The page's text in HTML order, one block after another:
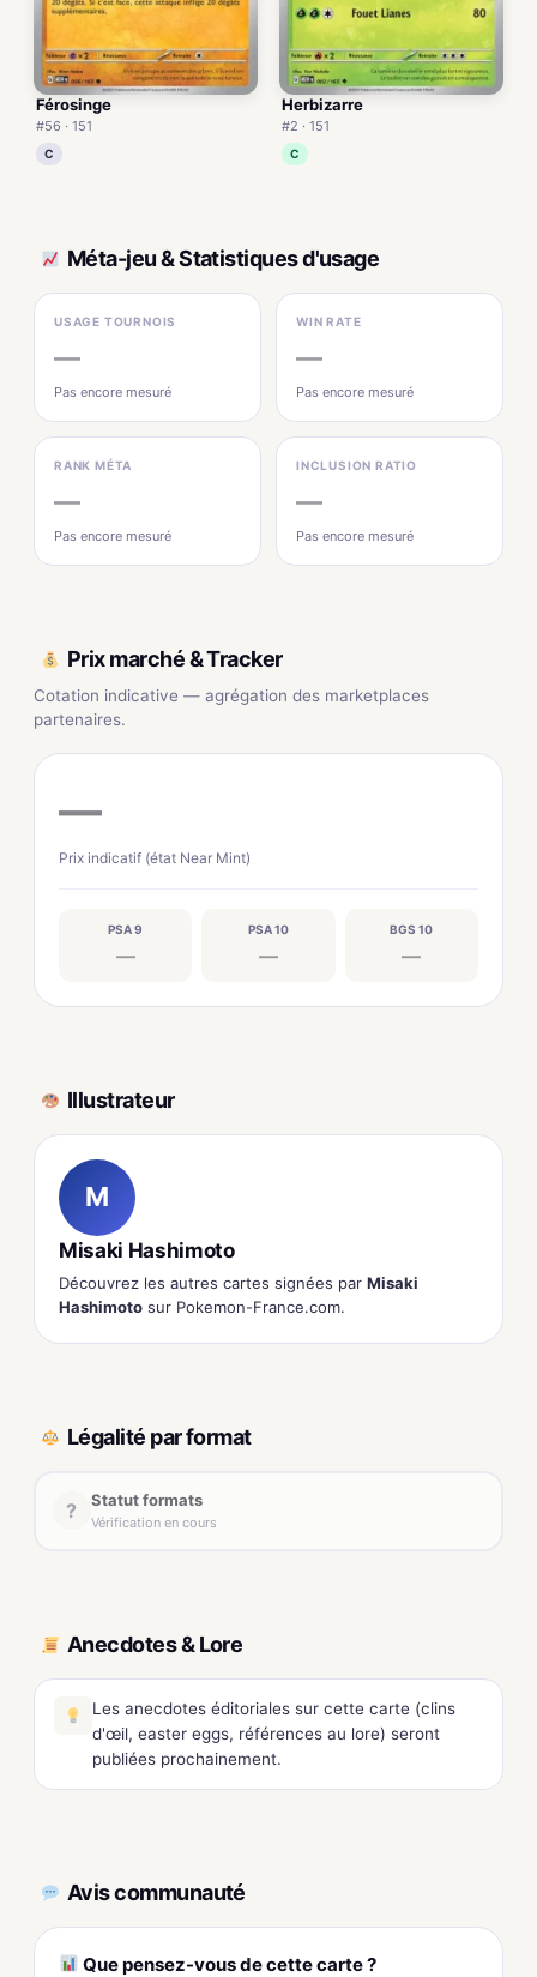
Férosinge
#56 · 151
C
Herbizarre
#2 · 151
C
Méta-jeu & Statistiques d'usage
USAGE TOURNOIS
—
Pas encore mesuré
WIN RATE
—
Pas encore mesuré
RANK MÉTA
—
Pas encore mesuré
INCLUSION RATIO
—
Pas encore mesuré
Prix marché & Tracker
Cotation indicative — agrégation des marketplaces
partenaires.
—
Prix indicatif (état Near Mint)
PSA 9
—
PSA 10
—
BGS 10
—
Illustrateur
M
Misaki Hashimoto
Découvrez les autres cartes signées par Misaki
Hashimoto sur Pokemon-France.com.
Légalité par format
? Statut formats
Vérification en cours
Anecdotes & Lore
Les anecdotes éditoriales sur cette carte (clins
d'œil, easter eggs, références au lore) seront
publiées prochainement.
Avis communauté
Que pensez-vous de cette carte ?